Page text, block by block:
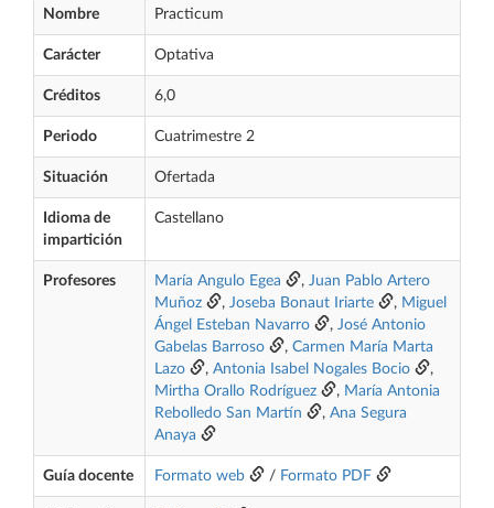
Nombre Practicum
Carácter Optativa
Créditos 6,0
Periodo Cuatrimestre 2
Situación Ofertada
Idioma de
impartición
Castellano
Profesores María Angulo Egea , Juan Pablo Artero
Muñoz
, Joseba Bonaut Iriarte , Miguel
Ángel Esteban Navarro
, José Antonio
Gabelas Barroso
, Carmen María Marta
Lazo
, Antonia Isabel Nogales Bocio
,
Mirtha Orallo Rodríguez
, María Antonia
Rebolledo San Martín
, Ana Segura
Anaya
Guía docente Formato web / Formato PDF